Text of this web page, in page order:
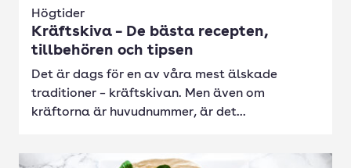
Högtider
Kräftskiva – De bästa recepten,
tillbehören och tipsen
Det är dags för en av våra mest älskade
traditioner – kräftskivan. Men även om
kräftorna är huvudnummer, är det...